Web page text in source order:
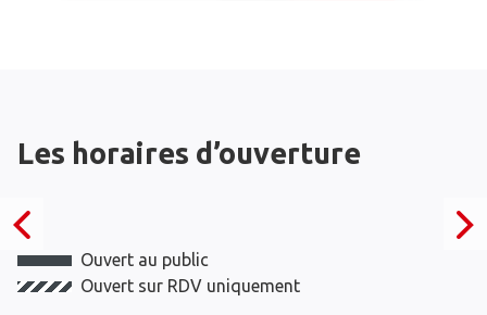
Les horaires d’ouverture
Ouvert au public
Ouvert sur RDV uniquement